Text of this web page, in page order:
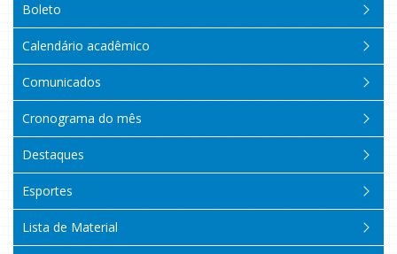
Boleto
Calendário acadêmico
Comunicados
Cronograma do mês
Destaques
Esportes
Lista de Material